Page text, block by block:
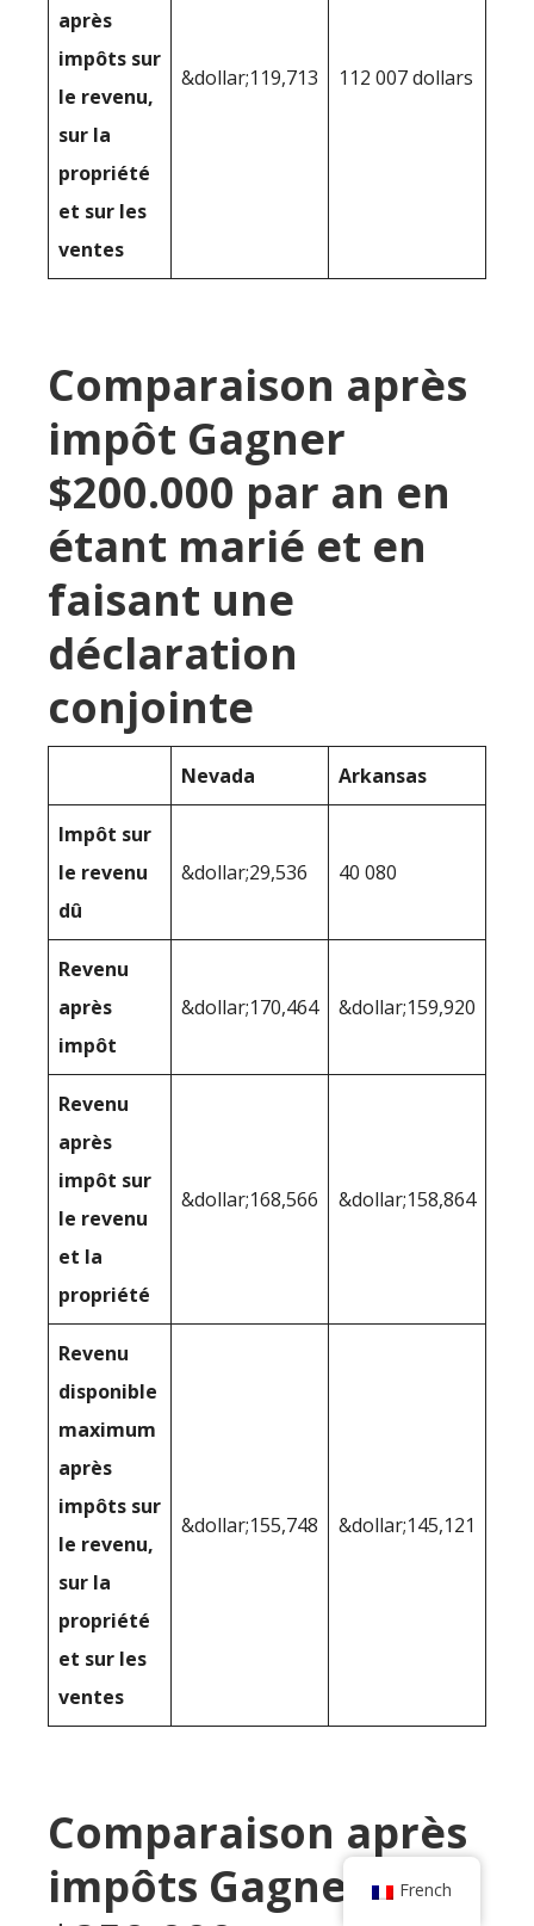
après
impôts sur
le revenu,
sur la
propriété
et sur les
ventes
&dollar;119,713 112 007 dollars
Comparaison après
impôt Gagner
$200.000 par an en
étant marié et en
faisant une
déclaration
conjointe
Nevada Arkansas
Impôt sur
le revenu
dû
&dollar;29,536 40 080
Revenu
après
impôt
&dollar;170,464 &dollar;159,920
Revenu
après
impôt sur
le revenu
et la
propriété
&dollar;168,566 &dollar;158,864
Revenu
disponible
maximum
après
impôts sur
le revenu,
sur la
propriété
et sur les
ventes
&dollar;155,748 &dollar;145,121
Comparaison après
impôts Gagner
French